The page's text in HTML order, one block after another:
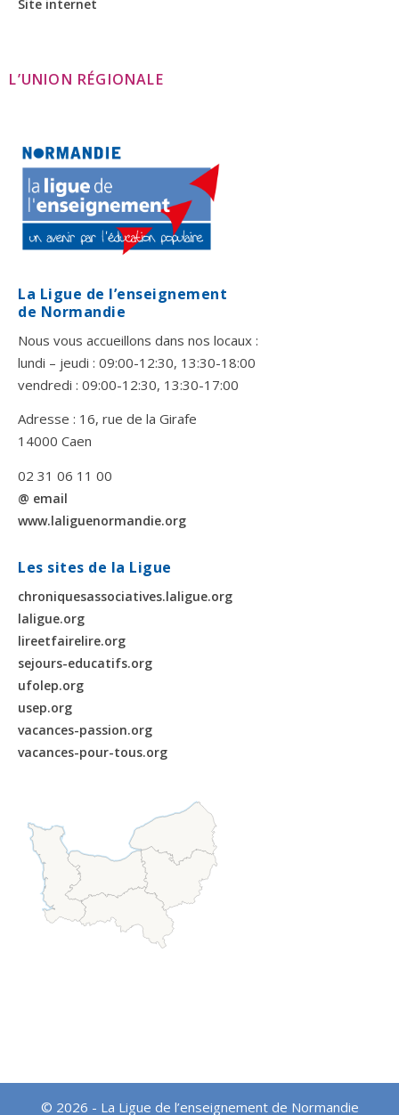
Site internet
L’UNION RÉGIONALE
La Ligue de l’enseignement
de Normandie
Nous vous accueillons dans nos locaux :
lundi – jeudi : 09:00-12:30, 13:30-18:00
vendredi : 09:00-12:30, 13:30-17:00
Adresse : 16, rue de la Girafe
14000 Caen
02 31 06 11 00
@ email
www.laliguenormandie.org
Les sites de la Ligue
chroniquesassociatives.laligue.org
laligue.org
lireetfairelire.org
sejours-educatifs.org
ufolep.org
usep.org
vacances-passion.org
vacances-pour-tous.org
© 2026 - La Ligue de l’enseignement de Normandie